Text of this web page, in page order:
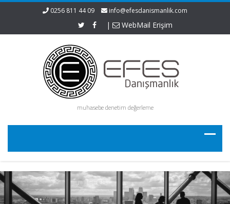
0256 811 44 09 info@efesdanismanlik.com
| WebMail Erişim
muhasebe denetim değerleme